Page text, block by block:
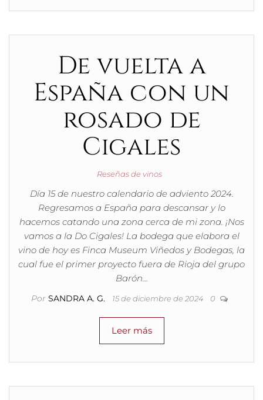
De vuelta a
España con un
rosado de
Cigales
Reseñas de vinos
Día 15 de nuestro calendario de adviento 2024.
Regresamos a España para descansar y lo
hacemos catando una zona cerca de mi zona. ¡Nos
vamos a la Do Cigales! La bodega que elabora el
vino de hoy es Finca Museum Viñedos y Bodegas, la
cual fue el primer proyecto fuera de Rioja del grupo
Barón…
Por SANDRA A. G. 15 de diciembre de 2024 0
Leer más